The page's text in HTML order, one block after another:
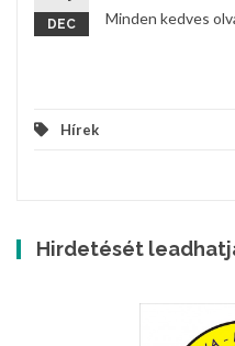
DEC Minden kedves
Hírek
Hirdetését